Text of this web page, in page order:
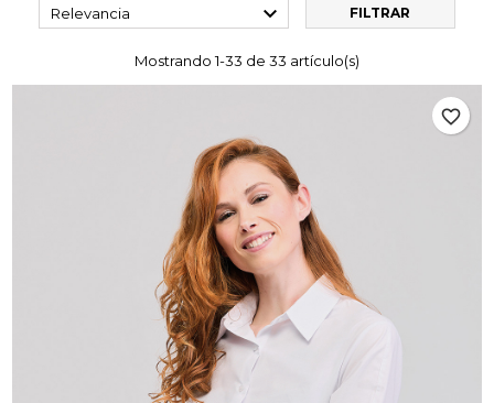
Relevancia  FILTRAR
Mostrando 1-33 de 33 artículo(s)
favorite_border